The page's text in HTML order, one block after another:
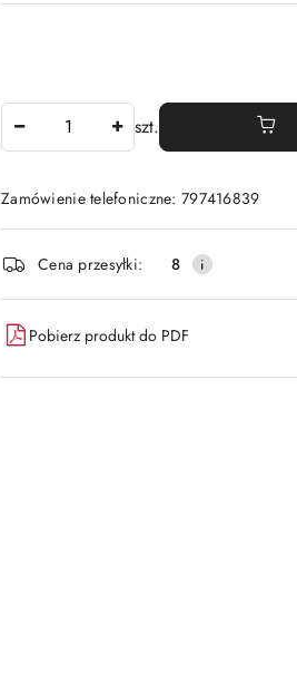
szt.
Zamówienie telefoniczne: 797416839
Dostępność
i
dostawa
Cena przesyłki: 8
Pobierz produkt do PDF